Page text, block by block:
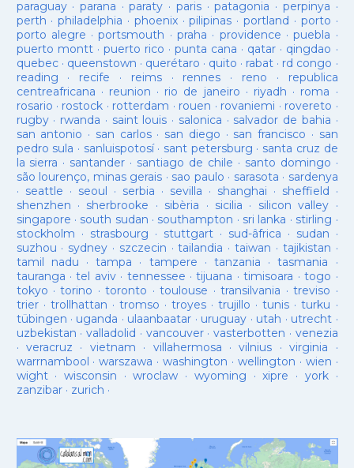
paraguay· parana ·paraty · paris·patagonia · perpinya ·
perth ·philadelphia · phoenix·pilipinas ·portland · porto ·
porto alegre ·portsmouth ·praha · providence ·puebla ·
puerto montt· puerto rico ·punta cana · qatar · qingdao ·
quebec· queenstown · querétaro · quito · rabat · rd congo ·
reading · recife · reims· rennes · reno · republica
centreafricana · reunion · rio de janeiro · riyadh · roma ·
rosario · rostock · rotterdam · rouen · rovaniemi · rovereto ·
rugby· rwanda · saint louis · salonica · salvador de bahia ·
san antonio · san carlos· san diego · san francisco · san
pedro sula · sanluispotosí· sant petersburg · santa cruz de
la sierra · santander · santiago de chile · santo domingo ·
são lourenço, minas gerais · sao paulo · sarasota · sardenya
· seattle · seoul · serbia · sevilla · shanghai · sheffield ·
shenzhen · sherbrooke · sibèria · sicilia · silicon valley ·
singapore · south sudan · southampton · sri lanka · stirling ·
stockholm · strasbourg · stuttgart· sud-âfrica · sudan ·
suzhou · sydney · szczecin ·tailandia ·taiwan · tajikistan ·
tamil nadu ·tampa · tampere · tanzania ·tasmania ·
tauranga ·tel aviv· tennessee ·tijuana ·timisoara ·togo ·
tokyo ·torino ·toronto ·toulouse ·transilvania ·treviso ·
trier· trollhattan · tromso · troyes·trujillo ·tunis ·turku ·
tübingen · uganda · ulaanbaatar · uruguay · utah · utrecht ·
uzbekistan · valladolid · vancouver· vasterbotten · venezia
· veracruz · vietnam · villahermosa ·vilnius ·virginia ·
warrnambool ·warszawa ·washington · wellington · wien ·
wight· wisconsin ·wroclaw · wyoming ·xipre · york·
zanzibar· zurich ·